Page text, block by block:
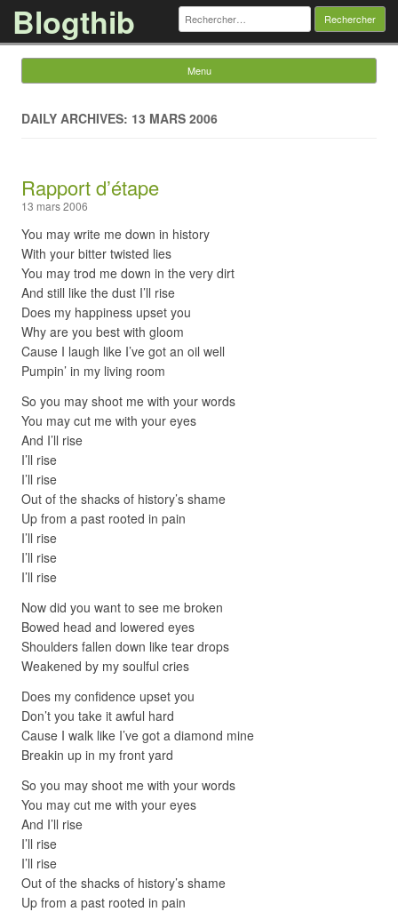
Blogthib Rechercher :
Menu
DAILY ARCHIVES: 13 MARS 2006
Rapport d’étape
13 mars 2006
You may write me down in history
With your bitter twisted lies
You may trod me down in the very dirt
And still like the dust I’ll rise
Does my happiness upset you
Why are you best with gloom
Cause I laugh like I’ve got an oil well
Pumpin’ in my living room
So you may shoot me with your words
You may cut me with your eyes
And I’ll rise
I’ll rise
I’ll rise
Out of the shacks of history’s shame
Up from a past rooted in pain
I’ll rise
I’ll rise
I’ll rise
Now did you want to see me broken
Bowed head and lowered eyes
Shoulders fallen down like tear drops
Weakened by my soulful cries
Does my confidence upset you
Don’t you take it awful hard
Cause I walk like I’ve got a diamond mine
Breakin up in my front yard
So you may shoot me with your words
You may cut me with your eyes
And I’ll rise
I’ll rise
I’ll rise
Out of the shacks of history’s shame
Up from a past rooted in pain